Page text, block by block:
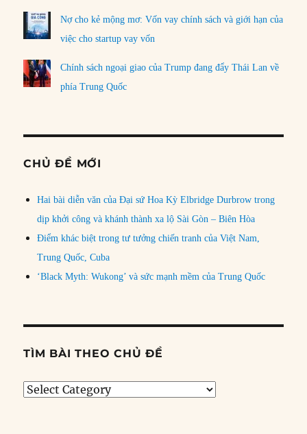
Nợ cho kẻ mộng mơ: Vốn vay chính sách và giới hạn của
việc cho startup vay vốn
Chính sách ngoại giao của Trump đang đẩy Thái Lan về
phía Trung Quốc
CHỦ ĐỀ MỚI
Hai bài diễn văn của Đại sứ Hoa Kỳ Elbridge Durbrow trong
dịp khởi công và khánh thành xa lộ Sài Gòn – Biên Hòa
Điểm khác biệt trong tư tưởng chiến tranh của Việt Nam,
Trung Quốc, Cuba
‘Black Myth: Wukong’ và sức mạnh mềm của Trung Quốc
TÌM BÀI THEO CHỦ ĐỀ
Tìm